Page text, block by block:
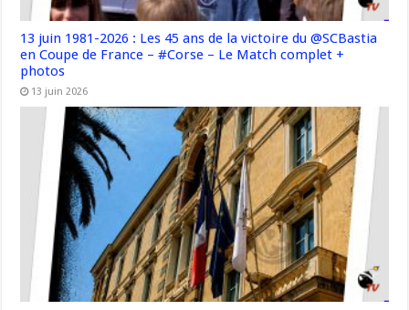
13 juin 1981-2026 : Les 45 ans de la victoire du @SCBastia
en Coupe de France – #Corse – Le Match complet +
photos
13 juin 2026